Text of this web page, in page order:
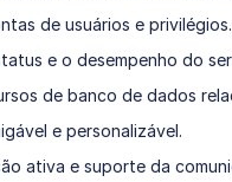
de usuários e privilégios.
e o desempenho do
de banco de dados
e personalizável.
ativa e suporte da